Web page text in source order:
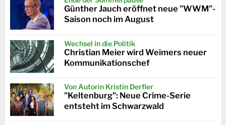
Günther Jauch eröffnet neue "WWM"-
Saison noch im August
Wechsel in die Politik
Christian Meier wird Weimers neuer
Kommunikationschef
Von Autorin Kristin Derfler
"Keltenburg": Neue Crime-Serie
entsteht im Schwarzwald